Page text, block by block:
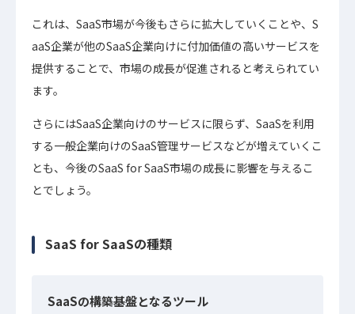
これは、SaaS市場が今後もさらに拡大していくことや、S
aaS企業が他のSaaS企業向けに付加価値の高いサービスを
提供することで、市場の成長が促進されると考えられてい
ます。
さらにはSaaS企業向けのサービスに限らず、SaaSを利用
する一般企業向けのSaaS管理サービスなどが増えていくこ
とも、今後のSaaS for SaaS市場の成長に影響を与えるこ
とでしょう。
SaaS for SaaSの種類
SaaSの構築基盤となるツール